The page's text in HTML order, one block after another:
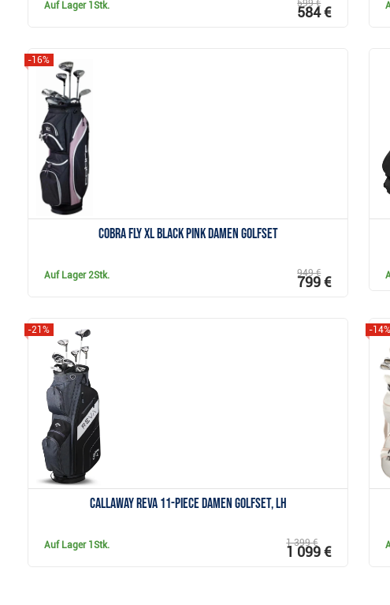
Auf Lager 1Stk. 599 €
584 €
Cobra Fly XL Black Pink Damen Golfset
-16%
Auf Lager 2Stk. 949 €
799 €
Callaway REVA 11-Piece Damen Golfset, LH
-21%
Auf Lager 1Stk. 1 399 €
1 099 €
-14%